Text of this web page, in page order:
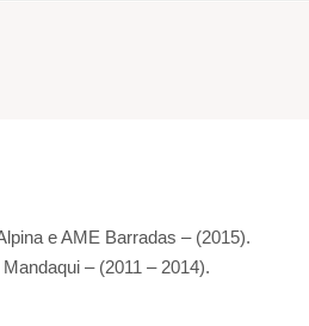
Alpina e AME Barradas – (2015).
– (2011 – 2014).